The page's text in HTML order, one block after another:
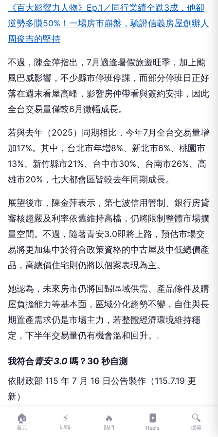
《百大影響力人物》Ep.1／同行業績全跌3成，他卻
逆勢多賺50%！一場房市崩盤，驗證信義房屋創辦人
周俊吉的堅持
不過，陳金萍指出，7月適逢暑假旅遊旺季，加上颱
風巴威影響，不少縣市停班停課，而部分停班日正好
落在週末看屋高峰，影響房仲帶看與簽約安排，因此
全台交易量僅較6月微幅成長。
若與去年（2025）同期相比，今年7月全台交易量增
加17%。其中，台北市年增8%、新北市6%、桃園市
13%、新竹縣市21%、台中市30%、台南市26%、高
雄市20%，七大都會區皆較去年同期成長。
展望後市，陳金萍表示，第七波信用管制、銀行房貸
審核趨嚴及利率依舊維持高檔，仍將限制整體市場擴
量空間。不過，隨著青安3.0即將上路，預估市場交
易將更加集中於符合政策資格的中古屋及中低總價產
品，高總價住宅則仍將以個案表現為主。
她認為，未來房市仍將回歸區域供需、產品條件及購
屋負擔能力等基本面，區域分化趨勢不變，自住與長
期置產需求仍是市場主力，若整體經濟環境維持穩
定，下半年交易量仍有機會溫和回升。.
我符合青安 3.0 嗎？30 秒自測
依財政部 115 年 7 月 16 日公告製作（115.7.19 更
新）
購屋地區
台北市
🏠
首頁
⚡
即時
🔥
熱門 Reels
🔍
搜尋